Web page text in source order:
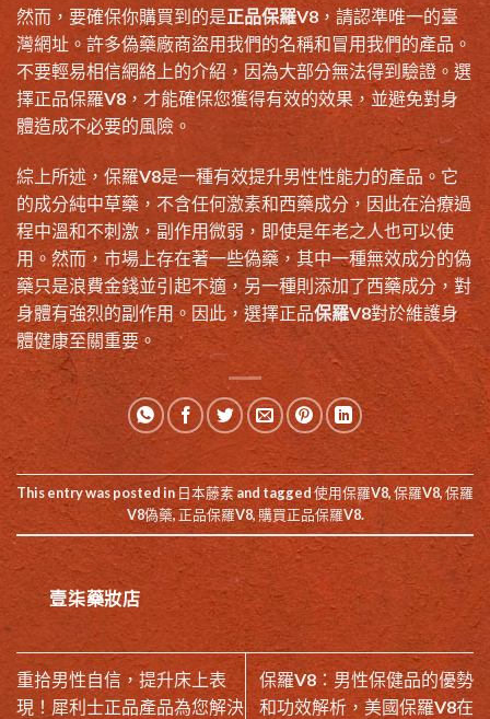
然而，要確保你購買到的是正品保羅V8 ，請認準唯一的臺
灣網址。許多偽藥廠商盜用我們的名稱和冒用我們的產品。
不要輕易相信網絡上的介紹，因為大部分無法得到驗證。選
擇正品保羅V8，才能確保您獲得有效的效果，並避免對身
體造成不必要的風險。
綜上所述，保羅V8是一種有效提升男性性能力的產品。它
的成分純中草藥，不含任何激素和西藥成分，因此在治療過
程中溫和不刺激，副作用微弱，即使是年老之人也可以使
用。然而，市場上存在著一些偽藥，其中一種無效成分的偽
藥只是浪費金錢並引起不適，另一種則添加了西藥成分，對
身體有強烈的副作用。因此，選擇正品保羅V8對於維護身
體健康至關重要。
This entry was posted in日本藤素and tagged使用保羅V8,保羅V8,保羅
V8偽藥,正品保羅V8,購買正品保羅V8.
壹柒藥妝店
重拾男性自信，提升床上表
現！犀利士正品產品為您解決
保羅V8：男性保健品的優勢
和功效解析，美國保羅V8在